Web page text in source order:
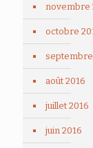
novembre
octobre
septembre
août 2016
juillet 2016
juin 2016